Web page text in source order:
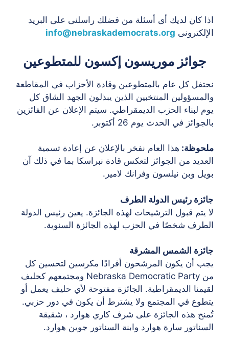
اذا كان لديك أى أسئلة من فضلك راسلنى على البريد
الإلكترونى info@nebraskademocrats.org
جوائز موريسون إكسون للمتطوعين
نحتفل كل عام بالمتطوعين وقادة الأحزاب في المقاطعة
والمسؤولين المنتخبين الذين يبذلون الجهد الشاق كل
يوم لبناء الحزب الديمقراطي. سيتم الإعلان عن الفائزين
بالجوائز في الحدث يوم 26 أكتوبر.
ملحوظة: هذا العام نفخر بالإعلان عن إعادة تسمية
العديد من الجوائز لتعكس قادة نبراسكا بما في ذلك آن
بويل وبن نيلسون وفرانك لامير.
جائزة رئيس الدولة الطرف
لا يتم قبول الترشيحات لهذه الجائزة. يعين رئيس الدولة
الطرف شخصًا في الحزب لهذه الجائزة السنوية.
جائزة الشمس المشرقة
يجب أن يكون المرشحون أفرادًا مكرسين لتحسين كل
من Nebraska Democratic Party ومجتمعهم كحليف
لقيمنا الديمقراطية. الجائزة مفتوحة لأي حليف يعمل أو
يتطوع في المجتمع ولا يشترط أن يكون في دور حزبي.
تُمنح هذه الجائزة على شرف كاري هوارد ، شقيقة
السناتور سارة هوارد وابنة السناتور جوين هوارد.